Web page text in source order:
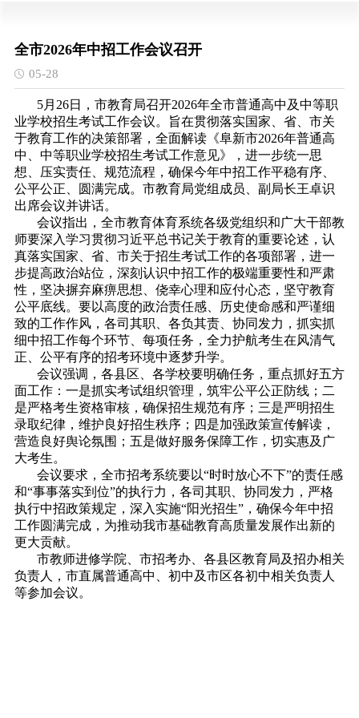
全市2026年中招工作会议召开
05-28
5月26日，市教育局召开2026年全市普通高中及中等职
业学校招生考试工作会议。旨在贯彻落实国家、省、市关
于教育工作的决策部署，全面解读《阜新市2026年普通高
中、中等职业学校招生考试工作意见》，进一步统一思
想、压实责任、规范流程，确保今年中招工作平稳有序、
公平公正、圆满完成。市教育局党组成员、副局长王卓识
出席会议并讲话。
会议指出，全市教育体育系统各级党组织和广大干部教
师要深入学习贯彻习近平总书记关于教育的重要论述，认
真落实国家、省、市关于招生考试工作的各项部署，进一
步提高政治站位，深刻认识中招工作的极端重要性和严肃
性，坚决摒弃麻痹思想、侥幸心理和应付心态，坚守教育
公平底线。要以高度的政治责任感、历史使命感和严谨细
致的工作作风，各司其职、各负其责、协同发力，抓实抓
细中招工作每个环节、每项任务，全力护航考生在风清气
正、公平有序的招考环境中逐梦升学。
会议强调，各县区、各学校要明确任务，重点抓好五方
面工作：一是抓实考试组织管理，筑牢公平公正防线；二
是严格考生资格审核，确保招生规范有序；三是严明招生
录取纪律，维护良好招生秩序；四是加强政策宣传解读，
营造良好舆论氛围；五是做好服务保障工作，切实惠及广
大考生。
会议要求，全市招考系统要以“时时放心不下”的责任感
和“事事落实到位”的执行力，各司其职、协同发力，严格
执行中招政策规定，深入实施“阳光招生”，确保今年中招
工作圆满完成，为推动我市基础教育高质量发展作出新的
更大贡献。
市教师进修学院、市招考办、各县区教育局及招办相关
负责人，市直属普通高中、初中及市区各初中相关负责人
等参加会议。